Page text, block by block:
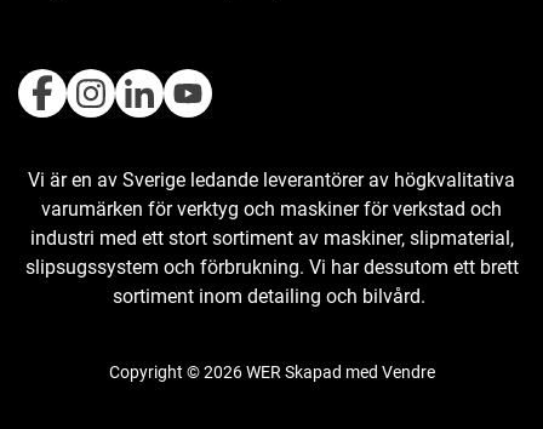
Vi är en av Sverige ledande leverantörer av högkvalitativa
varumärken för verktyg och maskiner för verkstad och
industri med ett stort sortiment av maskiner, slipmaterial,
slipsugssystem och förbrukning. Vi har dessutom ett brett
sortiment inom detailing och bilvård.
Copyright © 2026 WER Skapad med Vendre